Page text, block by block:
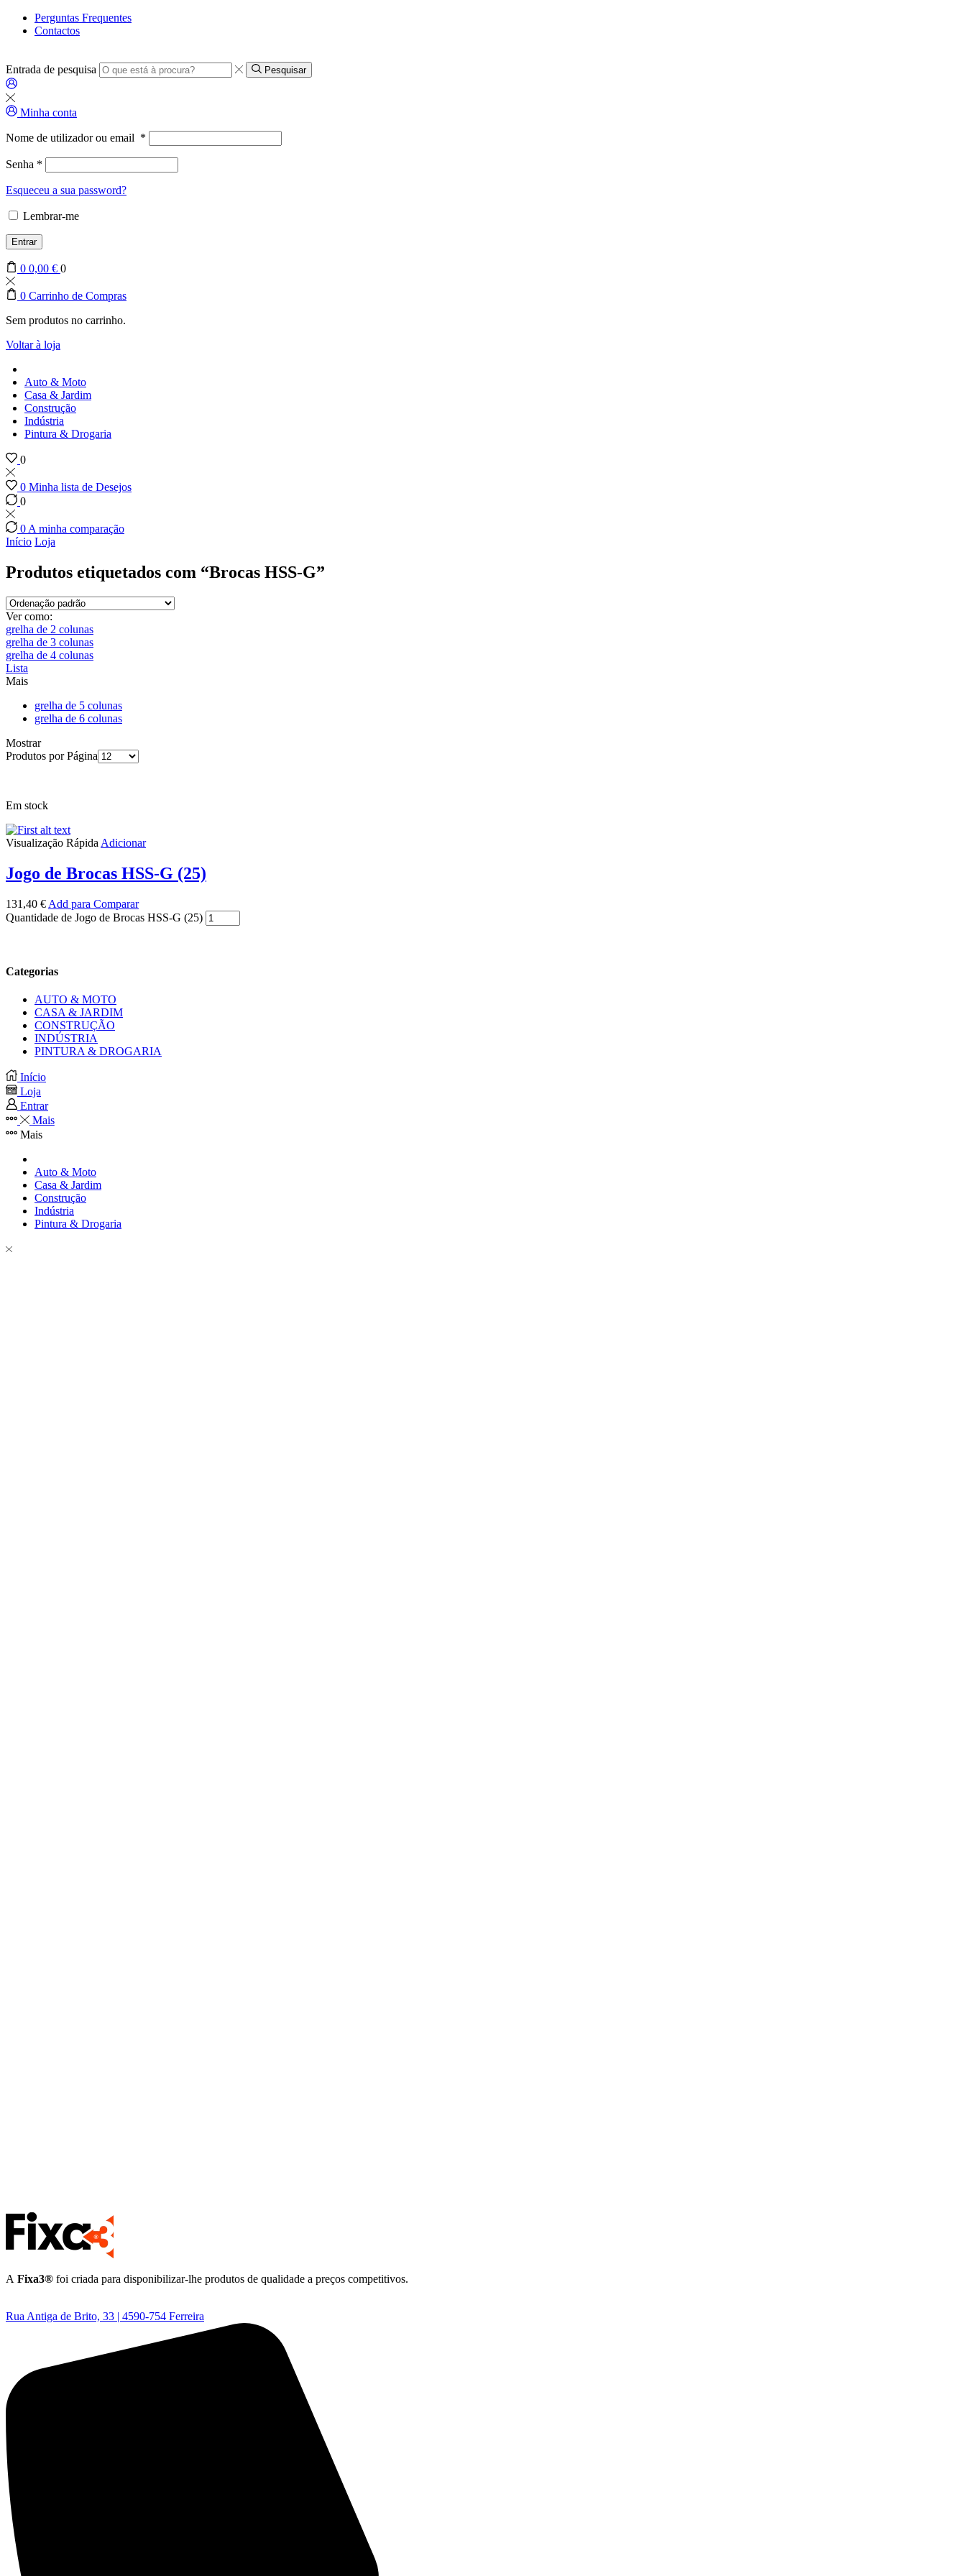
Perguntas Frequentes
Contactos
Entrada de pesquisa Pesquisar
Minha conta
Nome de utilizador ou email *
Senha *
Esqueceu a sua password?
Lembrar-me
Entrar
0 0,00 € 0
0 Carrinho de Compras
Sem produtos no carrinho.
Voltar à loja
Auto & Moto
Casa & Jardim
Construção
Indústria
Pintura & Drogaria
0
0 Minha lista de Desejos
0
0 A minha comparação
Início Loja
Produtos etiquetados com “Brocas HSS-G”
Ver como:
grelha de 2 colunas
grelha de 3 colunas
grelha de 4 colunas
Lista
Mais
grelha de 5 colunas
grelha de 6 colunas
Mostrar
Produtos por Página
Em stock
Visualização Rápida Adicionar
Jogo de Brocas HSS-G (25)
131,40 € Add para Comparar
Quantidade de Jogo de Brocas HSS-G (25)
Categorias
AUTO & MOTO
CASA & JARDIM
CONSTRUÇÃO
INDÚSTRIA
PINTURA & DROGARIA
Início
Loja
Entrar
Mais
Mais
Auto & Moto
Casa & Jardim
Construção
Indústria
Pintura & Drogaria
A Fixa3® foi criada para disponibilizar-lhe produtos de qualidade a preços competitivos.
Rua Antiga de Brito, 33 | 4590-754 Ferreira